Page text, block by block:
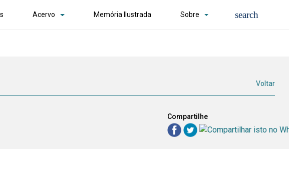
Acervo Memória Ilustrada Sobre
Voltar
Compartilhe